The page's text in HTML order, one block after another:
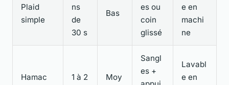
Plaid
simple
ns
de
30 s
Bas
es ou
coin
glissé
e en
machi
ne
Hamac
1 à 2
Moy
Sangl
es +
Lavabl
e en